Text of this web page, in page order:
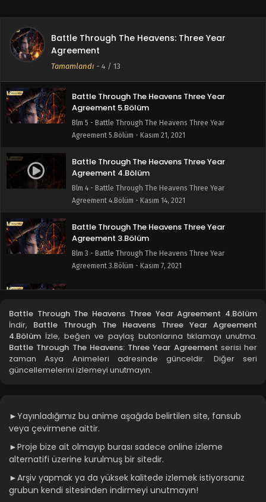
Battle Through The Heavens: Three Year
Agreement
Tamamlandı - 4 / 13
Agreement 6.Bölüm
Agreement 6.Bölüm - Kasım 28, 2021
Battle Through The Heavens Three Year
Agreement 5.Bölüm
Blm 5 - Battle Through The Heavens Three Year
Agreement 5.Bölüm - Kasım 21, 2021
Battle Through The Heavens Three Year
Agreement 4.Bölüm
Blm 4 - Battle Through The Heavens Three Year
Agreement 4.Bölüm - Kasım 14, 2021
Battle Through The Heavens Three Year
Agreement 3.Bölüm
Blm 3 - Battle Through The Heavens Three Year
Agreement 3.Bölüm - Kasım 7, 2021
Battle Through The Heavens Three Year
Blm 2 - Battle Through The Heavens Three Year
Agreement 2.Bölüm - Ekim 31, 2021
Battle Through The Heavens Three Year
Agreement 1.Bölüm
Battle Through The Heavens Three Year Agreement 4.Bölüm
İndir, Battle Through The Heavens Three Year Agreement
4.Bölüm İzle, beğen ve paylaş butonlarına tıklamayı unutma.
Battle Through The Heavens: Three Year Agreement serisi her
zaman Asya Animeleri adresinde günceldir. Diğer seri
güncellemelerini izlemeyi unutmayın.
►Yayınladığımız bu anime aşağıda belirtilen site, fansub
veya çevirmene aittir.
►Proje bize ait olmayıp burası sadece online izleme
alternatifi üzerine kurulmuş bir sitedir.
►Arşiv yapmak ya da yüksek kalitede izlemek istiyorsanız
grubun kendi sitesinden indirmeyi unutmayın!